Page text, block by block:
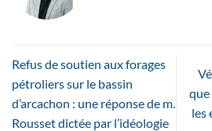
Refus de soutien aux forages
pétroliers sur le bassin
d’arcachon : une réponse de m.
Rousset dictée par l’idéologie
que
les